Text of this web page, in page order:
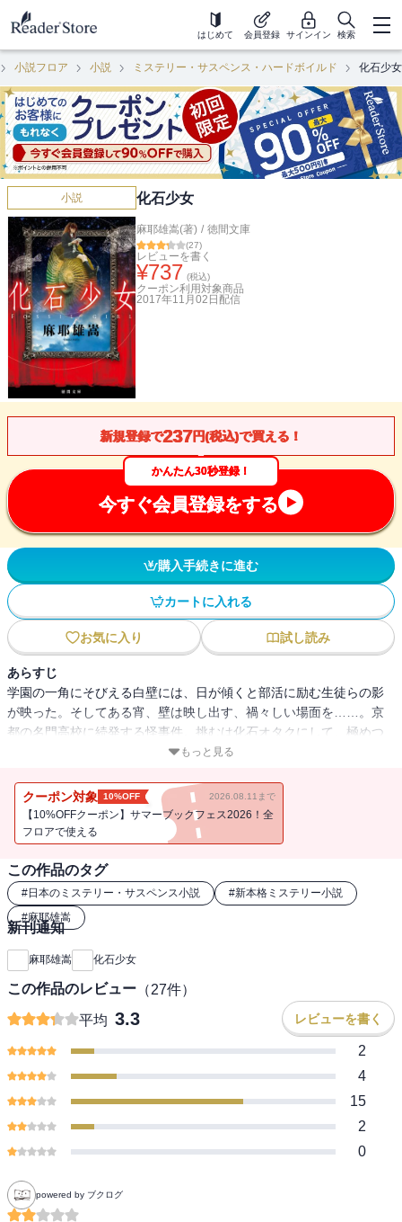
はじめて 会員登録 サインイン 検索
小説フロア 小説 ミステリー・サスペンス・ハードボイルド 化石少女
小説 化石少女
麻耶雄嵩(著) / 徳間文庫
(27)
レビューを書く
¥737 (税込)
クーポン利用対象商品
2017年11月02日 配信
新規登録で237円(税込)で買える！
かんたん30秒登録！
今すぐ会員登録をする
購入手続きに進む
カートに入れる
お気に入り 試し読み
あらすじ
学園の一角にそびえる白壁には、日が傾くと部活に励む生徒らの影
が映った。そしてある宵、壁は映し出す、禍々しい場面を……。京
都の名門高校に続発する怪事件。挑むは化石オタクにして、極めつ
きの劣等生・神舞(かんぶ)まりあ。哀れ、お供にされた一年生男子と
まうのか？ ミステリ界の鬼才がまたまた生み出した、とんでも探
偵！
もっと見る
クーポン対象 10%OFF 2026.08.11まで
【10%OFFクーポン】サマーブックフェス2026！全
フロアで使える
この作品のタグ
#日本のミステリー・サスペンス小説 #新本格ミステリー小説
#麻耶雄嵩
新刊通知
麻耶雄嵩 化石少女
この作品のレビュー （27件）
平均 3.3 レビューを書く
2
4
15
2
0
powered by ブクログ